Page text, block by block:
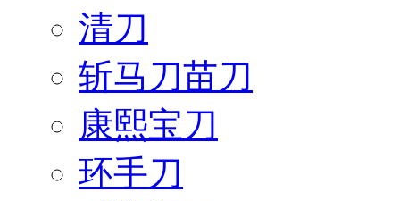
清刀
斩马刀苗刀
康熙宝刀
环手刀